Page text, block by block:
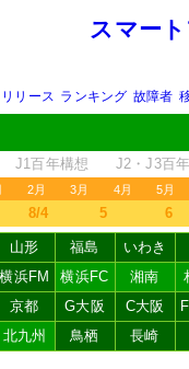
スマー
リース ランキング 故障者
J1百年構想 J2・J3百
2月 3月 4月 5月
8/4 5 6
山形 福島
いわき
横浜FM 横浜FC 湘南
京都 G大阪 C大阪
北九州 鳥栖 長崎